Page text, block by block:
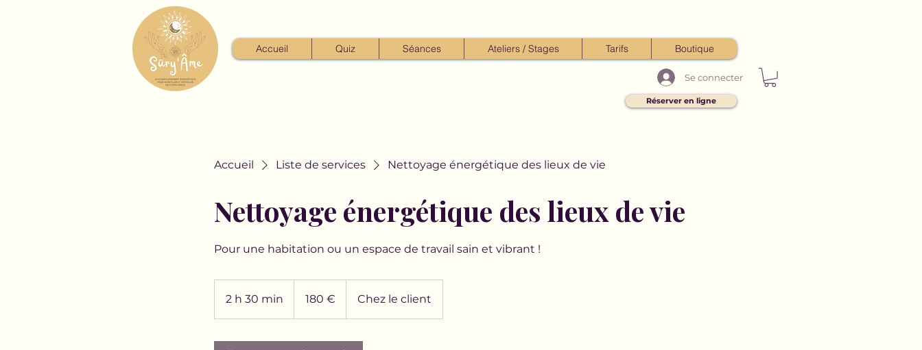
Accueil Quiz Séances Ateliers / Stages Tarifs Boutique
Se connecter
Réserver en ligne
Accueil Liste de services Nettoyage énergétique des lieux de vie
Nettoyage énergétique des lieux de vie
Pour une habitation ou un espace de travail sain et vibrant !
2 h 30 min 180 € Chez le client